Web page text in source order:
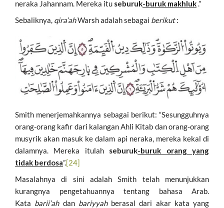
neraka Jahannam. Mereka itu seburuk-buruk makhluk .”
Sebaliknya, qira’ahWarsh adalah sebagai berikut:
Smith menerjemahkannya sebagai berikut: “Sesungguhnya
orang-orang kafir dari kalangan Ahli Kitab dan orang-orang
musyrik akan masuk ke dalam api neraka, mereka kekal di
dalamnya. Mereka itulah seburuk-buruk orang yang
tidak berdosa”.[24]
Masalahnya di sini adalah Smith telah menunjukkan
kurangnya pengetahuannya tentang bahasa Arab.
Kata barii’ahdan bariyyahberasal dari akar kata yang